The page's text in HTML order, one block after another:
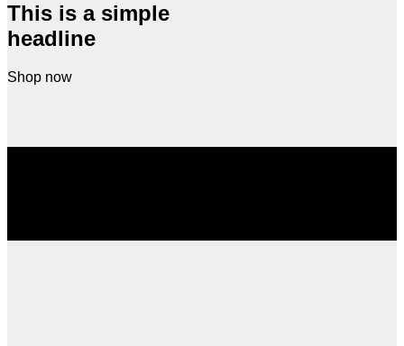
This is a simple
headline
Shop now